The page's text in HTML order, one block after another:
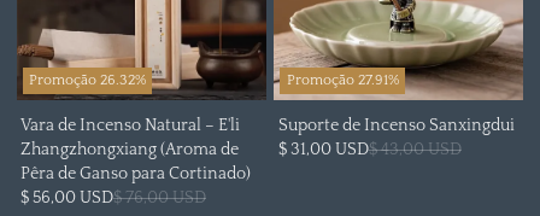
Promoção 26.32%
Vara de Incenso Natural – E'li
Zhangzhongxiang (Aroma de
Pêra de Ganso para Cortinado)
$ 56,00 USD$ 76,00 USD
Promoção 27.91%
Suporte de Incenso Sanxingdui
$ 31,00 USD$ 43,00 USD